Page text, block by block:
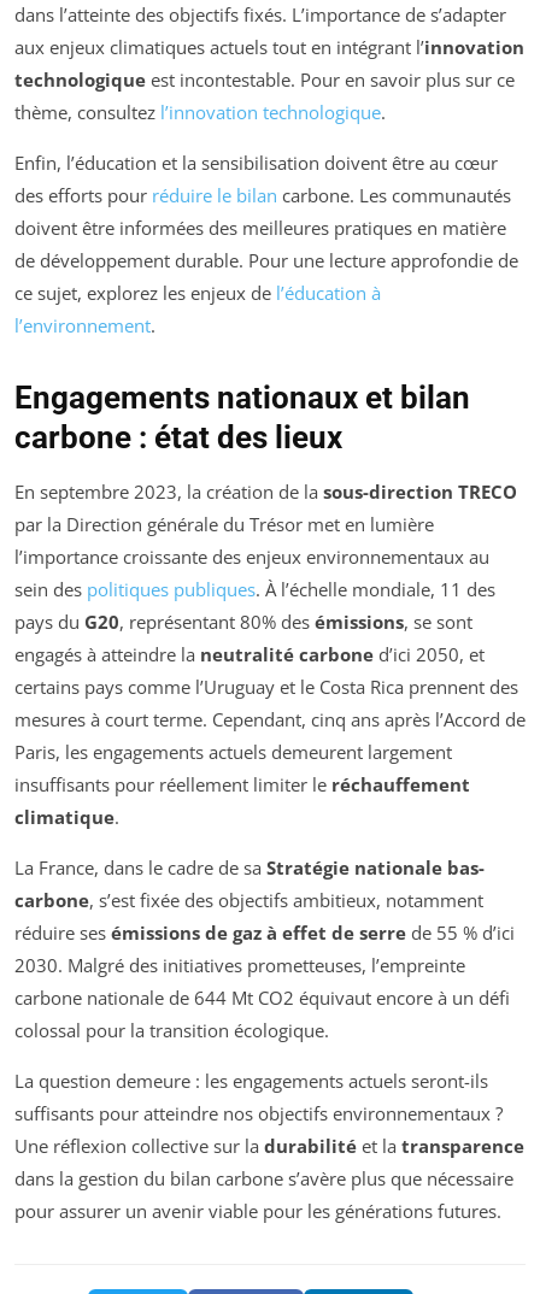
dans l’atteinte des objectifs fixés. L’importance de s’adapter
aux enjeux climatiques actuels tout en intégrant l’innovation
technologique est incontestable. Pour en savoir plus sur ce
thème, consultez l’innovation technologique.
Enfin, l’éducation et la sensibilisation doivent être au cœur
des efforts pour réduire le bilan carbone. Les communautés
doivent être informées des meilleures pratiques en matière
de développement durable. Pour une lecture approfondie de
ce sujet, explorez les enjeux de l’éducation à
l’environnement.
Engagements nationaux et bilan
carbone : état des lieux
En septembre 2023, la création de la sous-direction TRECO
par la Direction générale du Trésor met en lumière
l’importance croissante des enjeux environnementaux au
sein des politiques publiques. À l’échelle mondiale, 11 des
pays du G20, représentant 80% des émissions, se sont
engagés à atteindre la neutralité carbone d’ici 2050, et
certains pays comme l’Uruguay et le Costa Rica prennent des
mesures à court terme. Cependant, cinq ans après l’Accord de
Paris, les engagements actuels demeurent largement
insuffisants pour réellement limiter le réchauffement
climatique.
La France, dans le cadre de sa Stratégie nationale bas-
carbone, s’est fixée des objectifs ambitieux, notamment
réduire ses émissions de gaz à effet de serre de 55 % d’ici
2030. Malgré des initiatives prometteuses, l’empreinte
carbone nationale de 644 Mt CO2 équivaut encore à un défi
colossal pour la transition écologique.
La question demeure : les engagements actuels seront-ils
suffisants pour atteindre nos objectifs environnementaux ?
Une réflexion collective sur la durabilité et la transparence
dans la gestion du bilan carbone s’avère plus que nécessaire
pour assurer un avenir viable pour les générations futures.